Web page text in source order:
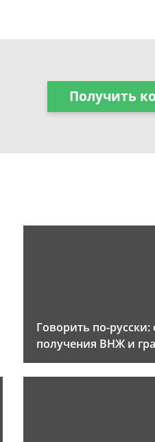
Получить
Говорить по-русски:
получения ВНЖ и